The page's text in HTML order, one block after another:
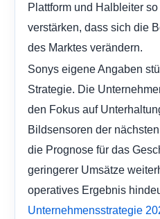
Plattform und Halbleiter
verstärken, dass sich die
des Marktes verändern.
Sonys eigene Angaben
Strategie. Die
den Fokus auf
Bildsensoren der
die Prognose für das
geringerer Umsätze
operatives Ergebnis
Unternehmensstrategie